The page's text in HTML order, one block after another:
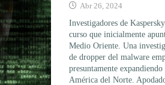
Abr 26, 2024
Investigadores de
curso que inicialmente
Medio Oriente. Una
de dropper del malware
presuntamente
América del Norte.